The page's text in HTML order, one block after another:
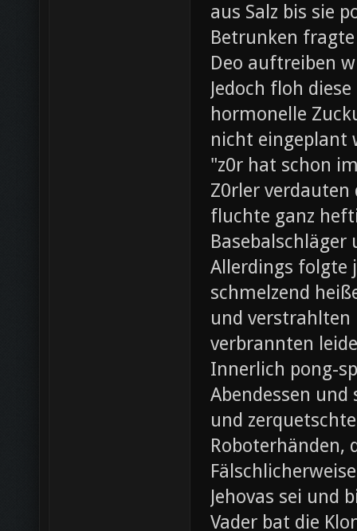
aus Salz bis sie
Betrunken
Deo auftreiben
Jedoch floh
hormonelle
nicht eingeplant
"z0r hat schon
Z0rler
fluchte ganz
Allerdings folgte
schmelzend
und verstrahlten
verbrannten
Innerlich pong-
Abendessen
und
Roboterhänden,
Jehovas sei und
Vader bat die